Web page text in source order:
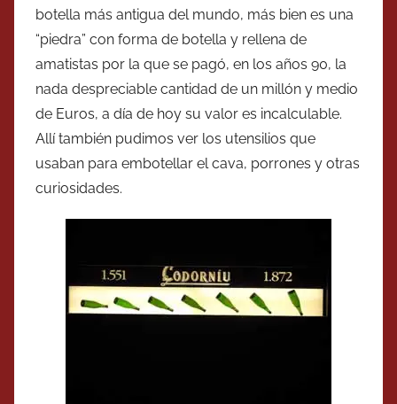
botella más antigua del mundo, más bien es una
“piedra” con forma de botella y rellena de
amatistas por la que se pagó, en los años 90, la
nada despreciable cantidad de un millón y medio
de Euros, a día de hoy su valor es incalculable.
Allí también pudimos ver los utensilios que
usaban para embotellar el cava, porrones y otras
curiosidades.